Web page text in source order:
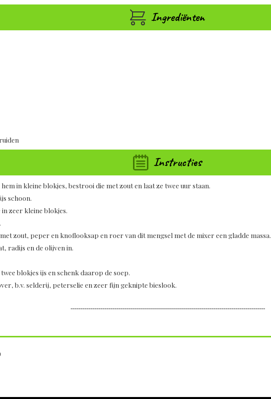
Ingrediënten
Instructies
in kleine blokjes, bestrooi die met zout en laat ze twee uur staan.
schoon.
zeer kleine blokjes.
zout, peper en knoflooksap en roer van dit mengsel met de mixer een gladde massa.
radijs en de olijven in.
blokjes ijs en schenk daarop de soep.
b.v. selderij, peterselie en zeer fijn geknipte bieslook.
--------------------------------------------------------------------------------------------------